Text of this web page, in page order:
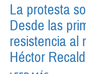
La protesta
Desde las
resistencia al
Héctor